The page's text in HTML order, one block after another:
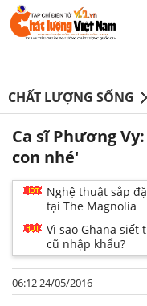
CHẤT LƯỢNG SỐNG
Ca sĩ Phương
con nhé'
Nghệ thuật sắp
tại The Magnolia
Vì sao Ghana siết
cũ nhập khẩu?
06:12 24/05/2016